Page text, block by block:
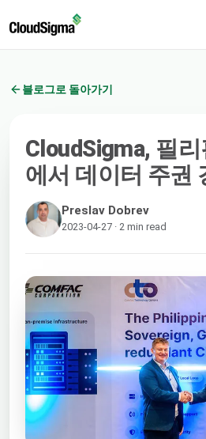
블로그로 돌아가기
CloudSigma, 필
에서 데이터 주권
Preslav Dobrev
2023-04-27 · 2 min read